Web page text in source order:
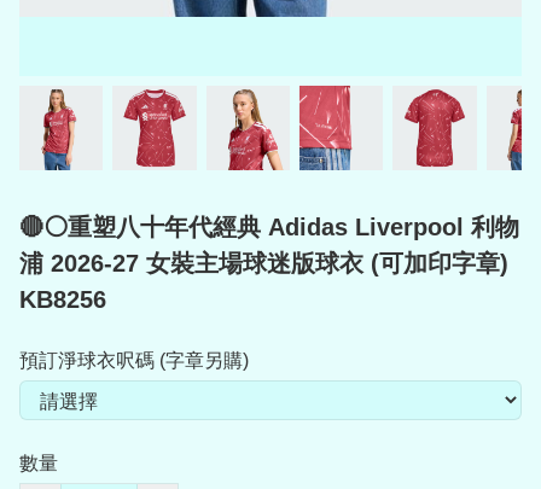
🔴⚪重塑八十年代經典 Adidas Liverpool 利物
浦 2026-27 女裝主場球迷版球衣 (可加印字章)
KB8256
預訂淨球衣呎碼 (字章另購)
數量